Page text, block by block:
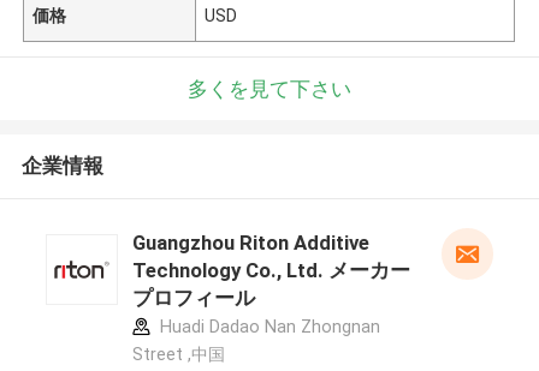
価格 USD
多くを見て下さい
企業情報
Guangzhou Riton Additive
Technology Co., Ltd. メーカー
プロフィール
Huadi Dadao Nan Zhongnan
Street ,中国